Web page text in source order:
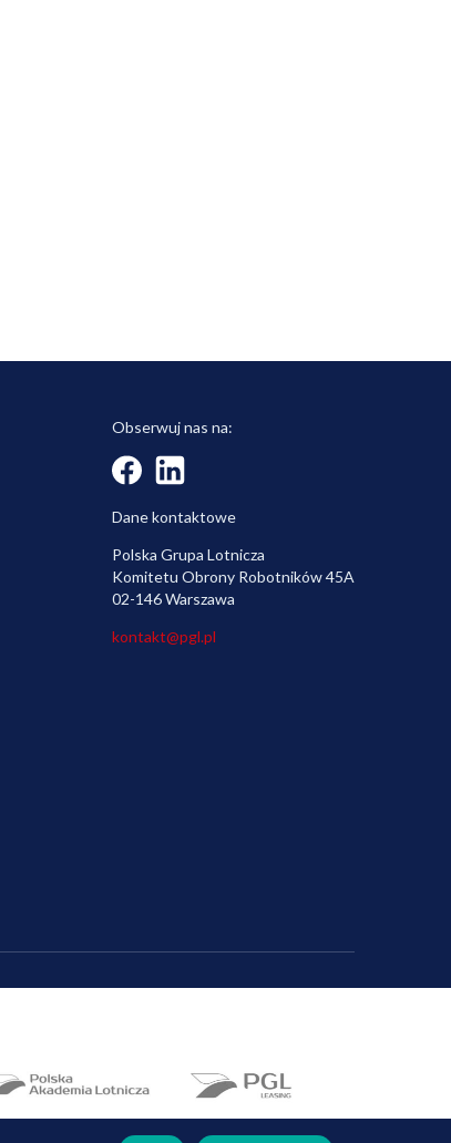
Obserwuj nas na:
Dane kontaktowe
Polska Grupa Lotnicza
Komitetu Obrony Robotników 45A
02-146 Warszawa
kontakt@pgl.pl